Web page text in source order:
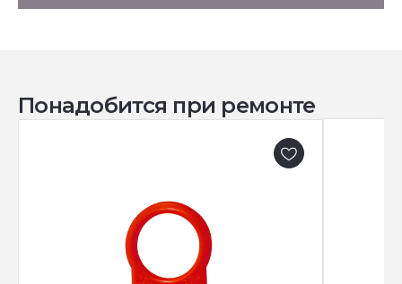
Понадобится при ремонте